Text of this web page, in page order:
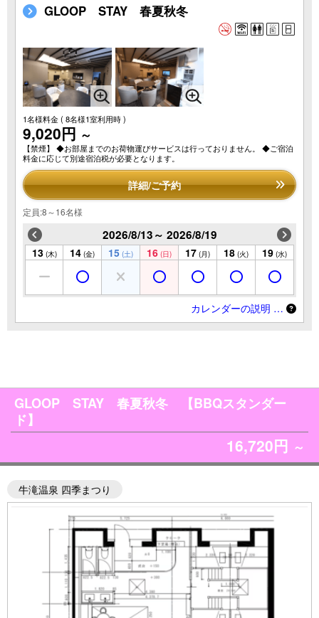
GLOOP STAY 春夏秋冬
1名様料金( 8名様1室利用時 )
9,020円 ～
【禁煙】 ◆お部屋までのお荷物運びサービスは行っておりません。 ◆ご宿泊
料金に応じて別途宿泊税が必要となります。
詳細/ご予約
定員:8～16名様
2026/8/13～ 2026/8/19
13 (木) 14 (金) 15 (土) 16 (日) 17 (月) 18 (火) 19 (水)
カレンダーの説明 …
GLOOP STAY 春夏秋冬 【BBQスタンダー
ド】
16,720円 ～
牛滝温泉 四季まつり